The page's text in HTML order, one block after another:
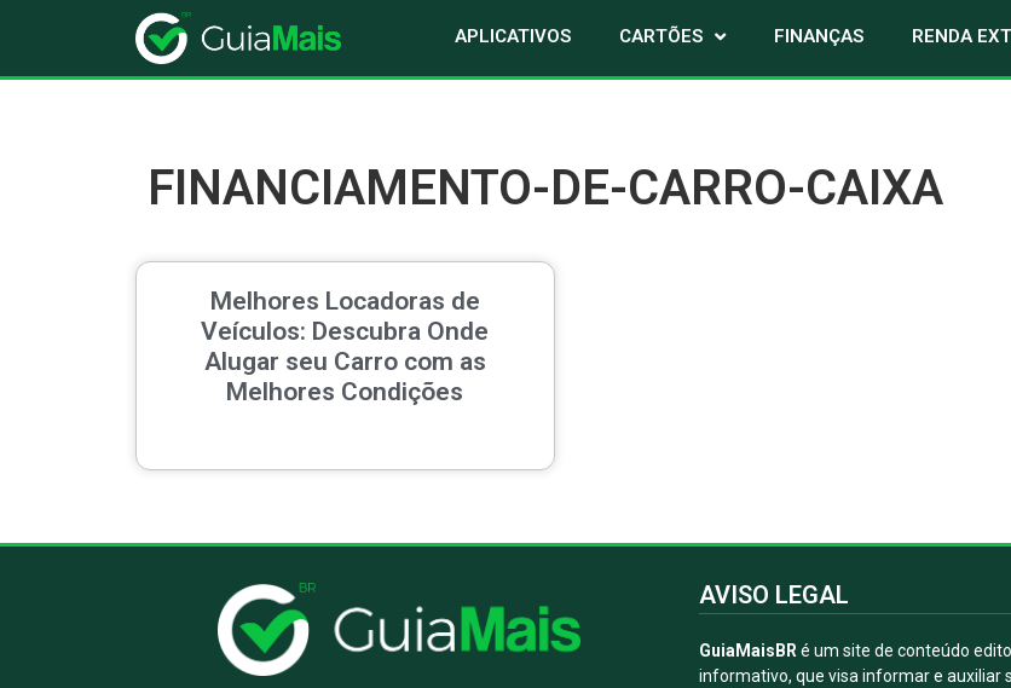
APLICATIVOS CARTÕES FINANÇAS RENDA
FINANCIAMENTO-DE-CARRO-CAIXA
Melhores Locadoras de
Veículos: Descubra Onde
Alugar seu Carro com as
Melhores Condições
AVISO LEGAL
GuiaMaisBRé um site de conteúdo
informativo, que visa informar e auxiliar